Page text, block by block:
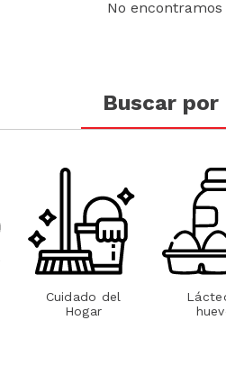
No
Buscar
Cuidado del
Hogar